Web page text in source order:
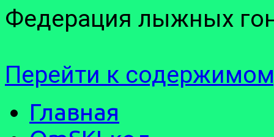
Федерация лыжных
Перейти к
Главная